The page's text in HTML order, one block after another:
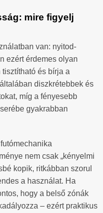
mire figyelj
van: nyitod-
ezért érdemes olyan
és bírja a
diszkrétebbek és
míg a fényesebb
gyakrabban
nem csak „kényelmi
kopik, ritkábban szorul
a használat. Ha
hogy a belső zónák
– ezért praktikus